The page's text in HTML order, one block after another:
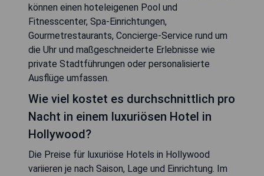
können einen hoteleigenen Pool und
Fitnesscenter, Spa-Einrichtungen,
Gourmetrestaurants, Concierge-Service rund um
die Uhr und maßgeschneiderte Erlebnisse wie
private Stadtführungen oder personalisierte
Ausflüge umfassen.
Wie viel kostet es durchschnittlich pro
Nacht in einem luxuriösen Hotel in
Hollywood?
Die Preise für luxuriöse Hotels in Hollywood
variieren je nach Saison, Lage und Einrichtung. Im